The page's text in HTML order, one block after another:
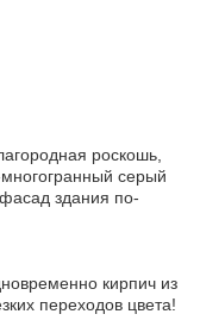
роскошь,
серый
здания по-
кирпич из
переходов цвета!